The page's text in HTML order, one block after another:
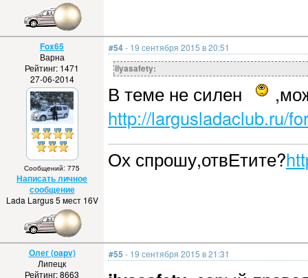
Fox65
Варна
Рейтинг: 1471
27-06-2014
Сообщений: 775
Написать личное
сообщение
Lada Largus 5 мест 16V
#54- 19 сентября 2015 в 20:51
ilyasafety:
В теме не силен
http://largusladaclub.ru/
Ох спрошу,отвЕтите?
Олег (oapv)
Липецк
Рейтинг: 8663
#55 - 19 сентября 2015 в 21:31